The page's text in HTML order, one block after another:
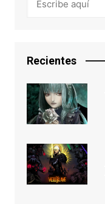
Recientes